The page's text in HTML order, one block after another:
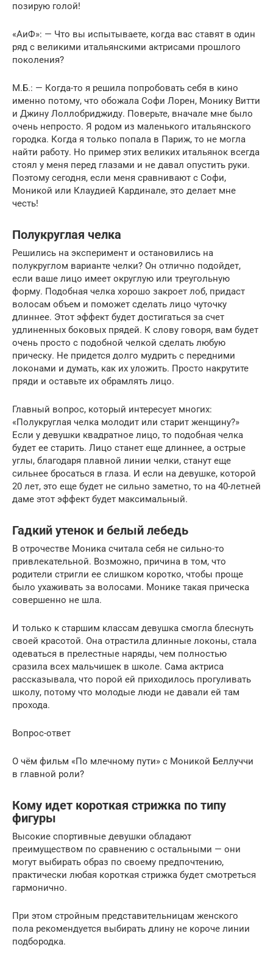
позирую голой!
«АиФ»: — Что вы испытываете, когда вас ставят в один
ряд с великими итальянскими актрисами прошлого
поколения?
М.Б.: — Когда-то я решила попробовать себя в кино
именно потому, что обожала Софи Лорен, Монику Витти
и Джину Лоллобриджиду. Поверьте, вначале мне было
очень непросто. Я родом из маленького итальянского
городка. Когда я только попала в Париж, то не могла
найти работу. Но пример этих великих итальянок всегда
стоял у меня перед глазами и не давал опустить руки.
Поэтому сегодня, если меня сравнивают с Софи,
Моникой или Клаудией Кардинале, это делает мне
честь!
Полукруглая челка
Решились на эксперимент и остановились на
полукруглом варианте челки? Он отлично подойдет,
если ваше лицо имеет округлую или треугольную
форму. Подобная челка хорошо закроет лоб, придаст
волосам объем и поможет сделать лицо чуточку
длиннее. Этот эффект будет достигаться за счет
удлиненных боковых прядей. К слову говоря, вам будет
очень просто с подобной челкой сделать любую
прическу. Не придется долго мудрить с передними
локонами и думать, как их уложить. Просто накрутите
пряди и оставьте их обрамлять лицо.
Главный вопрос, который интересует многих:
«Полукруглая челка молодит или старит женщину?»
Если у девушки квадратное лицо, то подобная челка
будет ее старить. Лицо станет еще длиннее, а острые
углы, благодаря плавной линии челки, станут еще
сильнее бросаться в глаза. И если на девушке, которой
20 лет, это еще будет не сильно заметно, то на 40-летней
даме этот эффект будет максимальный.
Гадкий утенок и белый лебедь
В отрочестве Моника считала себя не сильно-то
привлекательной. Возможно, причина в том, что
родители стригли ее слишком коротко, чтобы проще
было ухаживать за волосами. Монике такая прическа
совершенно не шла.
И только к старшим классам девушка смогла блеснуть
своей красотой. Она отрастила длинные локоны, стала
одеваться в прелестные наряды, чем полностью
сразила всех мальчишек в школе. Сама актриса
рассказывала, что порой ей приходилось прогуливать
школу, потому что молодые люди не давали ей там
прохода.
Вопрос-ответ
О чём фильм «По млечному пути» с Моникой Беллуччи
в главной роли?
Кому идет короткая стрижка по типу
фигуры
Высокие спортивные девушки обладают
преимуществом по сравнению с остальными — они
могут выбирать образ по своему предпочтению,
практически любая короткая стрижка будет смотреться
гармонично.
При этом стройным представительницам женского
пола рекомендуется выбирать длину не короче линии
подбородка.